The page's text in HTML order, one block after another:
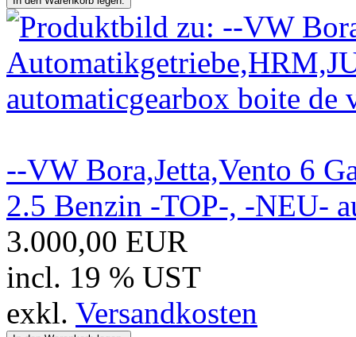
--VW Bora,Jetta,Vento 6
2.5 Benzin -TOP-, -NEU-
3.000,00 EUR
incl. 19 % UST
exkl. Versandkosten